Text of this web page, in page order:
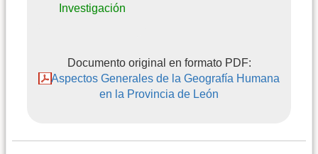
Investigación
Documento original en formato PDF:
Aspectos Generales de la Geografía Humana
en la Provincia de León